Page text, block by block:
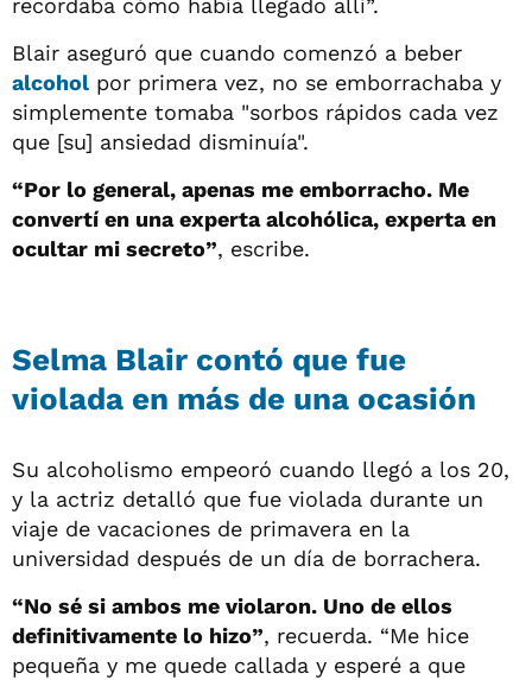
Blair aseguró que cuando comenzó a beber
alcohol por primera vez, no se emborrachaba y
simplemente tomaba "sorbos rápidos cada vez
que [su] ansiedad disminuía".
“Por lo general, apenas me emborracho. Me
convertí en una experta alcohólica, experta en
ocultar mi secreto”, escribe.
Selma Blair contó que fue
violada en más de una ocasión
Su alcoholismo empeoró cuando llegó a los 20,
y la actriz detalló que fue violada durante un
viaje de vacaciones de primavera en la
universidad después de un día de borrachera.
“No sé si ambos me violaron. Uno de ellos
definitivamente lo hizo”, recuerda. “Me hice
pequeña y me quede callada y esperé a que